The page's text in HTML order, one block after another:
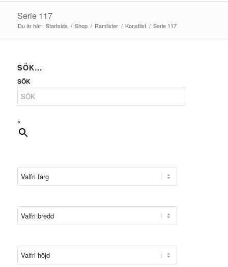
Serie 117
Du är här: Startsida / Shop / Ramlister / Konstlist / Serie 117
SÖK…
SÖK
×